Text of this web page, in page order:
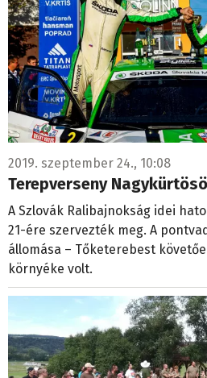
2019. szeptember 24., 10:08
Terepverseny
A Szlovák Ralibajnokság idei
21-ére szervezték meg. A
állomása – Tőketerebest
környéke volt.